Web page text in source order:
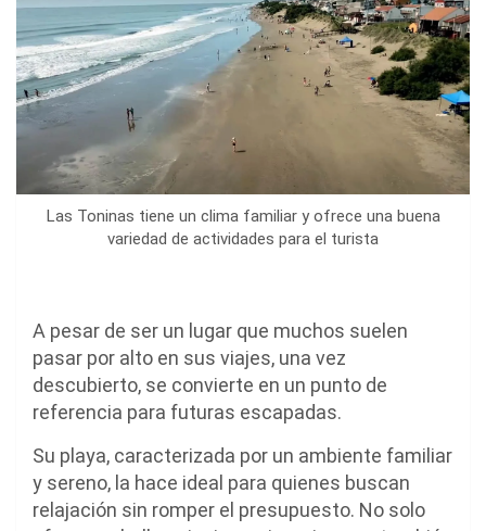
Las Toninas tiene un clima familiar y ofrece una buena
variedad de actividades para el turista
A pesar de ser un lugar que muchos suelen
pasar por alto en sus viajes, una vez
descubierto, se convierte en un punto de
referencia para futuras escapadas.
Su playa, caracterizada por un ambiente familiar
y sereno, la hace ideal para quienes buscan
relajación sin romper el presupuesto. No solo